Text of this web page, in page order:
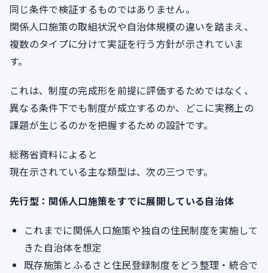
同じ条件で検証するものではありません。
関係人口施策の取組状況や自治体規模の違いを踏まえ、
複数のタイプに分けて実証を行う方針が示されていま
す。
これは、制度の完成形を前提に評価するためではなく、
異なる条件下でも制度が成立するのか、どこに実務上の
課題が生じるのかを把握するための設計です。
総務省資料によると
現在示されている主な類型は、次の三つです。
先行型：関係人口施策をすでに展開している自治体
これまでに関係人口施策や独自の住民制度を実施して
きた自治体を想定
既存施策とふるさと住民登録制度をどう整理・統合で